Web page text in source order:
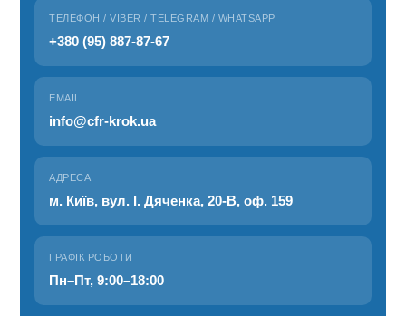
ТЕЛЕФОН / VIBER / TELEGRAM / WHATSAPP
+380 (95) 887-87-67
EMAIL
info@cfr-krok.ua
АДРЕСА
м. Київ, вул. І. Дяченка, 20-В, оф. 159
ГРАФІК РОБОТИ
Пн–Пт, 9:00–18:00